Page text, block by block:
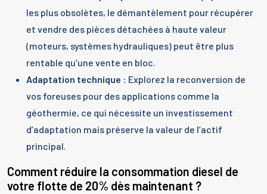
les plus obsolètes, le démantèlement pour récupérer
et vendre des pièces détachées à haute valeur
(moteurs, systèmes hydrauliques) peut être plus
rentable qu’une vente en bloc.
Adaptation technique : Explorez la reconversion de
vos foreuses pour des applications comme la
géothermie, ce qui nécessite un investissement
d’adaptation mais préserve la valeur de l’actif
principal.
Comment réduire la consommation diesel de
votre flotte de 20% dès maintenant ?